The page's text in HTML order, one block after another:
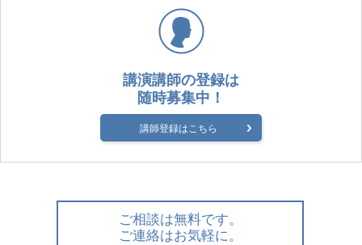
講演講師の登録は
随時募集中！
講師登録はこちら
ご相談は無料です。
ご連絡はお気軽に。